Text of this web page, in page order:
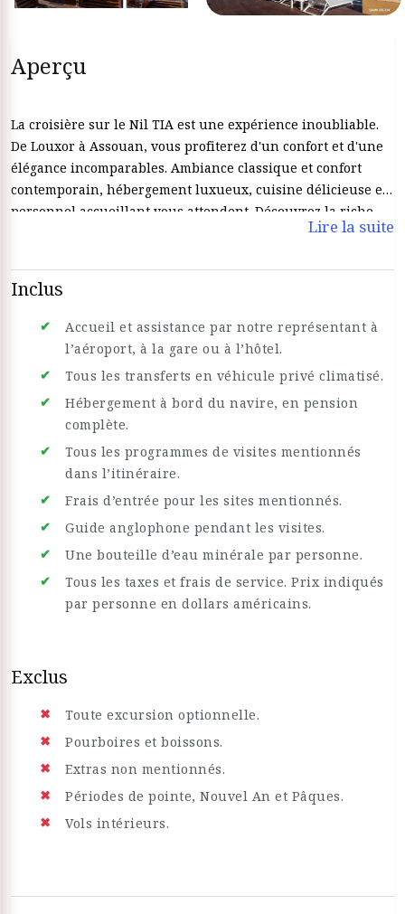
Aperçu
La croisière sur le Nil TIA est une expérience inoubliable.
De Louxor à Assouan, vous profiterez d'un confort et d'une
élégance incomparables. Ambiance classique et confort
contemporain, hébergement luxueux, cuisine délicieuse et
personnel accueillant vous attendent. Découvrez la riche
histoire de l'Égypte grâce à des visites guidées quotidiennes
Karnak, la Vallée des Rois et le temple de Philae.
Spécialement conçue pour ceux qui souhaitent opter pour
une croisière de luxe sur le Nil ou réserver des forfaits
vacances en Égypte, la croisière sur le Nil TIA offre une
expérience unique sur le Nil, mêlant beauté et authenticité
égyptiennes. Spectacles en soirée, transats et vues
imprenables sur le fleuve sont au programme, pour un
voyage en Égypte unique.
Lire la suite
Inclus
Accueil et assistance par notre représentant à
l’aéroport, à la gare ou à l’hôtel.
Tous les transferts en véhicule privé climatisé.
Hébergement à bord du navire, en pension
complète.
Tous les programmes de visites mentionnés
dans l’itinéraire.
Frais d’entrée pour les sites mentionnés.
Guide anglophone pendant les visites.
Une bouteille d’eau minérale par personne.
Tous les taxes et frais de service. Prix indiqués
par personne en dollars américains.
Exclus
Toute excursion optionnelle.
Pourboires et boissons.
Extras non mentionnés.
Périodes de pointe, Nouvel An et Pâques.
Vols intérieurs.